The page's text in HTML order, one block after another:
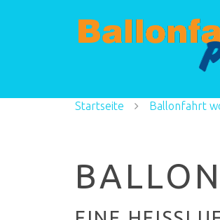
Startseite Ballonfahrt